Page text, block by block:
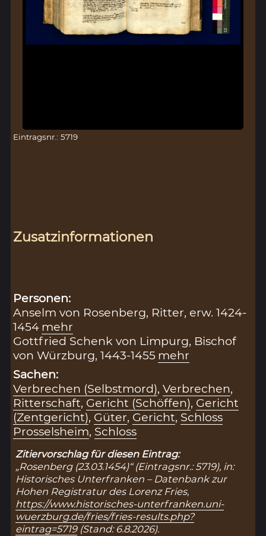
Eintragsnr.: 5719
Zusatzinformationen
Personen:
Anselm von Rosenberg, Ritter, erw. 1424-
1454 mehr
Gottfried Schenk von Limpurg, Bischof
von Würzburg, 1443-1455 mehr
Sachen:
Verbrechen (Selbstmord),Verbrechen,
Ritterschaft, Gericht (Schöffen), Gericht
(Zentgericht), Güter, Gericht, Schloss
Prosselsheim, Schloss
Zitiervorschlag für diesen Eintrag:
„Rosenberg (23.03.1454)“ (Eintragsnr.: 5719), in:
Historisches Unterfranken – Datenbank zur
Hohen Registratur des Lorenz Fries,
https://www.historisches-unterfranken.uni-
wuerzburg.de/fries/fries-results.php?
eintrag=5719(Stand: 6.8.2026).